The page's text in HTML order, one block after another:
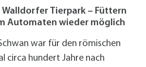
Walldorfer Tierpark – Füttern
Automaten wieder möglich
war für den römischen
circa hundert Jahre nach